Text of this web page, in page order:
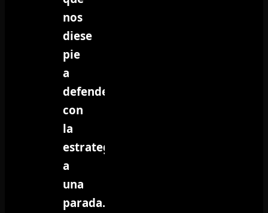
nos
diese
pie
a
defendernos
con
la
estrategia
a
una
parada.